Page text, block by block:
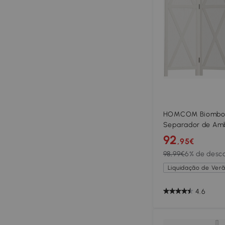
HOMCOM
Separador de
182x170cm
Madeira
Dormitório Sala
92,95€
98,99€6% de
Liquidação de
4.6